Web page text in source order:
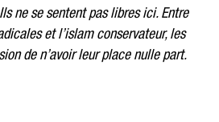
Ils ne se sentent pas libres ici. Entre
et l’islam conservateur, les
de n’avoir leur place nulle part.